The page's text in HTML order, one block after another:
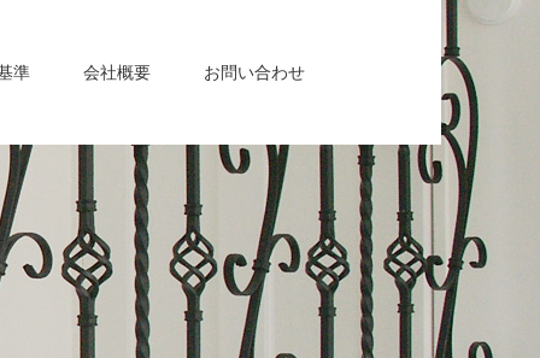
準 会社概要 お問い合わせ